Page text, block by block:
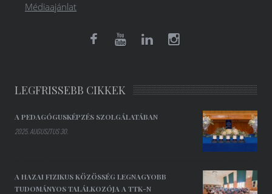
Médiaajánlat
LEGFRISSEBB CIKKEK
A PEDAGÓGUSKÉPZÉS SZOLGÁLATÁBAN
2025. AUGUSZTUS 30.
A HAZAI FIZIKUS KÖZÖSSÉG LEGNAGYOBB
TUDOMÁNYOS TALÁLKOZÓJA A TTK-N